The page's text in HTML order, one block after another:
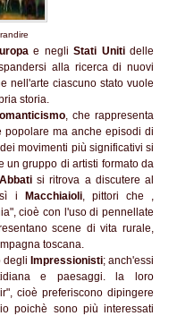
e negli Stati Unitidelle
alla ricerca di nuovi
nell'arte ciascuno stato vuole
storia.
, che rappresenta
popolare ma anche episodi di
movimenti più significativi si
un gruppo di artisti formato da
si ritrova a discutere al
i
Macchiaioli, pittori che ,
cioè con l'uso di pennellate
scene di vita rurale,
toscana.
degli Impressionisti; anch'essi
e paesaggi. la loro
cioè preferiscono dipingere
poichè sono più interessati